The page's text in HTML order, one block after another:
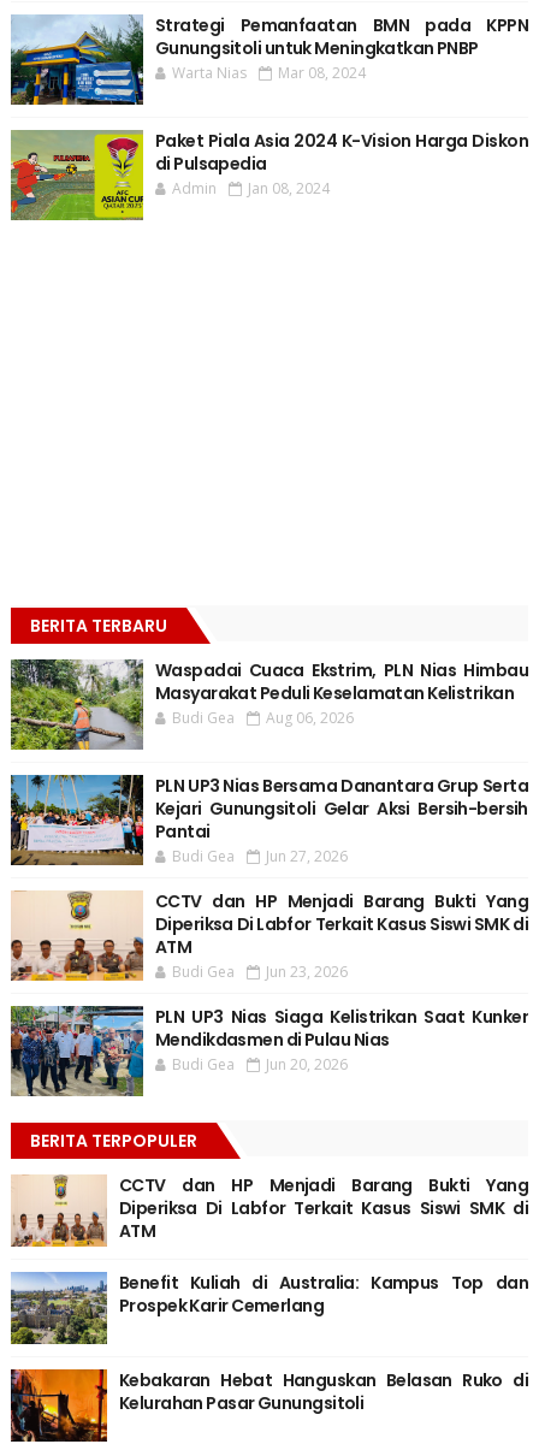
Strategi Pemanfaatan BMN pada KPPN
Gunungsitoli untuk Meningkatkan PNBP
Warta Nias Mar 08, 2024
Paket Piala Asia 2024 K-Vision Harga Diskon
di Pulsapedia
Admin Jan 08, 2024
BERITA TERBARU
Waspadai Cuaca Ekstrim, PLN Nias Himbau
Masyarakat Peduli Keselamatan Kelistrikan
Budi Gea Aug 06, 2026
PLN UP3 Nias Bersama Danantara Grup Serta
Kejari Gunungsitoli Gelar Aksi Bersih-bersih
Pantai
Budi Gea Jun 27, 2026
CCTV dan HP Menjadi Barang Bukti Yang
Diperiksa Di Labfor Terkait Kasus Siswi SMK di
ATM
Budi Gea Jun 23, 2026
PLN UP3 Nias Siaga Kelistrikan Saat Kunker
Mendikdasmen di Pulau Nias
Budi Gea Jun 20, 2026
BERITA TERPOPULER
CCTV dan HP Menjadi Barang Bukti Yang
Diperiksa Di Labfor Terkait Kasus Siswi SMK di
ATM
Benefit Kuliah di Australia: Kampus Top dan
Prospek Karir Cemerlang
Kebakaran Hebat Hanguskan Belasan Ruko di
Kelurahan Pasar Gunungsitoli